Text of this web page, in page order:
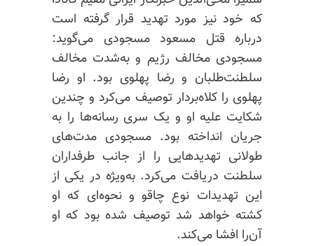
که خود نیز مورد تهدید قرار گرفته است
درباره قتل مسعود مسجودی می‌گوید:
مسجودی مخالف رژیم و به‌شدت مخالف
سلطنت‌طلبان و رضا پهلوی بود. او رضا
پهلوی را کلاه‌بردار توصیف می‌کرد و چندین
شکایت علیه او و یک سری رسانه‌ها را به
جریان انداخته بود. مسجودی مدت‌های
طولانی تهدیدهایی را از جانب طرفداران
سلطنت دریافت می‌کرد. به‌ویژه در یکی از
این تهدیدات نوع چاقو و نحوه‌ای که او
کشته خواهد شد توصیف شده بود که او
آن‌را افشا می‌کند.